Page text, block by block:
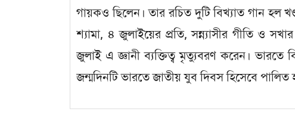
গায়কও ছিলেন। তার রচিত দুটি বিখ্যাত গান হল
শ্যামা, ৪ জুলাইয়ের প্রতি, সন্ন্যাসীর গীতি ও
জুলাই এ জ্ঞানী ব্যক্তিত্ব মৃত্যুবরণ করেন। ভারতে
জন্মদিনটি ভারতে জাতীয় যুব দিবস হিসেবে পালিত